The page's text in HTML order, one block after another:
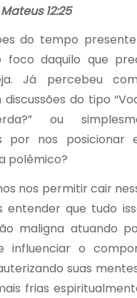
12:25
do tempo
daquilo que
Já percebeu
do tipo
ou
por nos posicionar
polêmico?
nos permitir cair
entender que tudo
maligna atuando
influenciar o
suas
frias